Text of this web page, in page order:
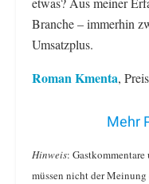
Branche – immerhin
Umsatzplus.
Roman Kmenta,
Mehr
Hinweis:
müssen nicht der